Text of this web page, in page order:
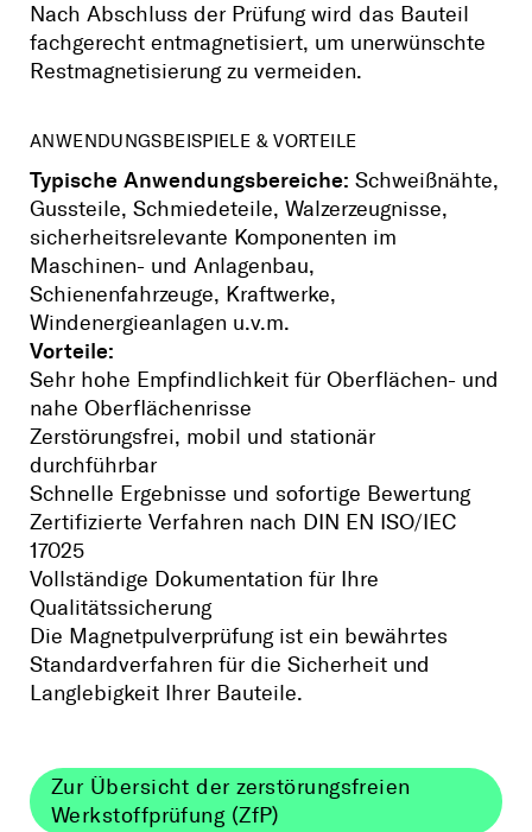
Nach Abschluss der Prüfung wird das Bauteil
fachgerecht entmagnetisiert, um unerwünschte
Restmagnetisierung zu vermeiden.
ANWENDUNGSBEISPIELE & VORTEILE
Typische Anwendungsbereiche: Schweißnähte,
Gussteile, Schmiedeteile, Walzerzeugnisse,
sicherheitsrelevante Komponenten im
Maschinen- und Anlagenbau,
Schienenfahrzeuge, Kraftwerke,
Windenergieanlagen u.v.m.
Vorteile:
Sehr hohe Empfindlichkeit für Oberflächen- und
nahe Oberflächenrisse
Zerstörungsfrei, mobil und stationär
durchführbar
Schnelle Ergebnisse und sofortige Bewertung
Zertifizierte Verfahren nach DIN EN ISO/IEC
17025
Vollständige Dokumentation für Ihre
Qualitätssicherung
Die Magnetpulverprüfung ist ein bewährtes
Standardverfahren für die Sicherheit und
Langlebigkeit Ihrer Bauteile.
Zur Übersicht der zerstörungsfreien
Werkstoffprüfung (ZfP)